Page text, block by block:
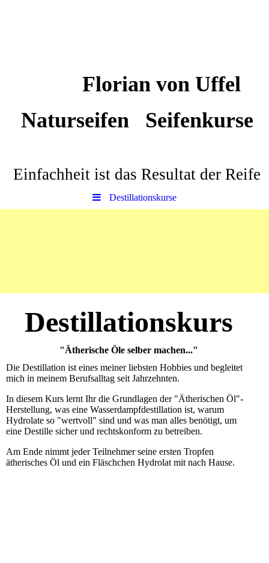
Florian von Uffel
Naturseifen Seifenkurse
Einfachheit ist das Resultat der Reife
Destillationskurse
Destillationskurs
"Ätherische Öle selber machen..."
Die Destillation ist eines meiner liebsten Hobbies und begleitet
mich in meinem Berufsalltag seit Jahrzehnten.
In diesem Kurs lernt Ihr die Grundlagen der "Ätherischen Öl"-
Herstellung, was eine Wasserdampfdestillation ist, warum
Hydrolate so "wertvoll" sind und was man alles benötigt, um
eine Destille sicher und rechtskonform zu betreiben.
Am Ende nimmt jeder Teilnehmer seine ersten Tropfen
ätherisches Öl und ein Fläschchen Hydrolat mit nach Hause.